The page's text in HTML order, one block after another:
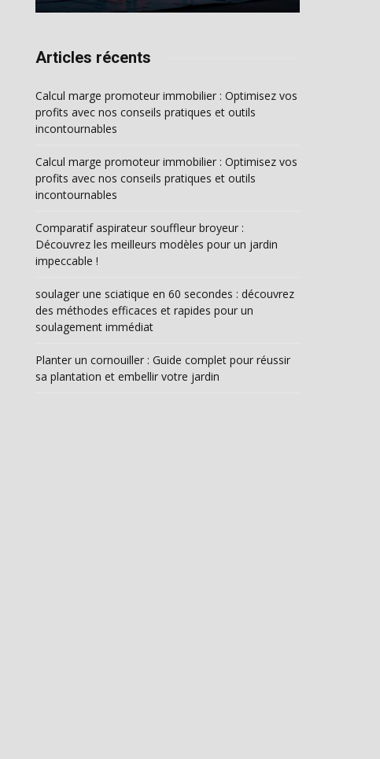
Articles récents
Calcul marge promoteur immobilier : Optimisez vos
profits avec nos conseils pratiques et outils
incontournables
Calcul marge promoteur immobilier : Optimisez vos
profits avec nos conseils pratiques et outils
incontournables
Comparatif aspirateur souffleur broyeur :
Découvrez les meilleurs modèles pour un jardin
impeccable !
soulager une sciatique en 60 secondes : découvrez
des méthodes efficaces et rapides pour un
soulagement immédiat
Planter un cornouiller : Guide complet pour réussir
sa plantation et embellir votre jardin